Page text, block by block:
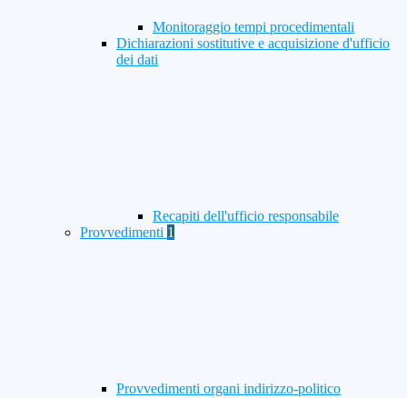
Monitoraggio tempi procedimentali
Dichiarazioni sostitutive e acquisizione d'ufficio
dei dati
Recapiti dell'ufficio responsabile
Provvedimenti 1
Provvedimenti organi indirizzo-politico